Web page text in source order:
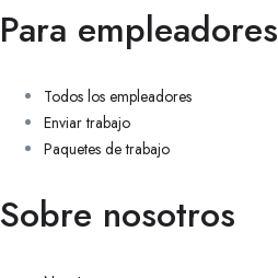
Para empleadores
Todos los empleadores
Enviar trabajo
Paquetes de trabajo
Sobre nosotros